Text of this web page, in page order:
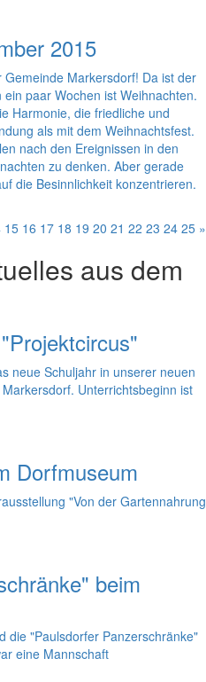
2015
Markersdorf! Da ist der
paar Wochen ist Weihnachten.
Harmonie, die friedliche und
als mit dem Weihnachtsfest.
nach den Ereignissen in den
zu denken. Aber gerade
die Besinnlichkeit konzentrieren.
15 16 17 18 19 20 21 22 23 24 25 »
aus dem
neue Schuljahr in unserer neuen
Unterrichtsbeginn ist
Dorfmuseum
"Von der Gartennahrung
beim
die "Paulsdorfer Panzerschränke"
eine Mannschaft